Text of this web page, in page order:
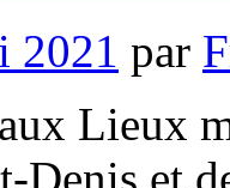
2021 par
Lieux
Denis et